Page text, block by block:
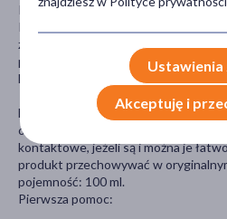
Rodzaj zagrożenia: Wysoce
Przechowywać z dala od źródeł
źródeł iskrzenia, otwartego ognia i
palić.
Data przydatności: 36 miesięcy od
Działa drażniąco na oczy. W
ostrożnie płukać wodą przez kilka
kontaktowe, jeżeli są i można je
produkt przechowywać w
pojemność: 100 ml.
Pierwsza pomoc:
Ustawienia
Akceptuję i